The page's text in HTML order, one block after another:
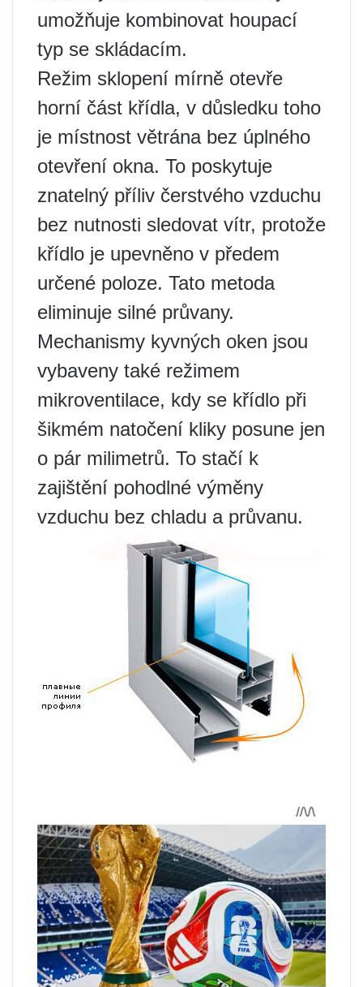
umožňuje kombinovat houpací
typ se skládacím.
Režim sklopení mírně otevře
horní část křídla, v důsledku toho
je místnost větrána bez úplného
otevření okna. To poskytuje
znatelný příliv čerstvého vzduchu
bez nutnosti sledovat vítr, protože
křídlo je upevněno v předem
určené poloze. Tato metoda
eliminuje silné průvany.
Mechanismy kyvných oken jsou
vybaveny také režimem
mikroventilace, kdy se křídlo při
šikmém natočení kliky posune jen
o pár milimetrů. To stačí k
zajištění pohodlné výměny
vzduchu bez chladu a průvanu.